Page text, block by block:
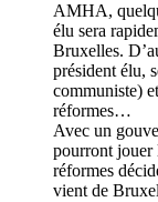
AMHA,
élu sera
Bruxelles.
président élu,
communiste)
réformes…
Avec un
pourront jouer
réformes
vient de